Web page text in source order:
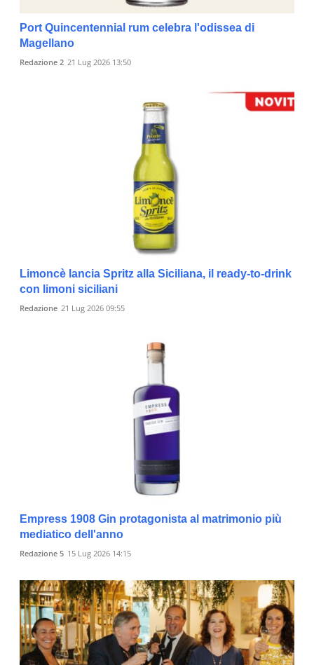
Port Quincentennial rum celebra l'odissea di
Magellano
Redazione 2 21 Lug 2026 13:50
Limoncè lancia Spritz alla Siciliana, il ready-to-drink
con limoni siciliani
Redazione 21 Lug 2026 09:55
Empress 1908 Gin protagonista al matrimonio più
mediatico dell'anno
Redazione 5 15 Lug 2026 14:15